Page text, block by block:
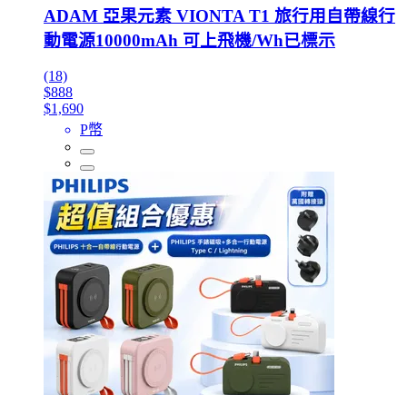
ADAM 亞果元素 VIONTA T1 旅行用自帶線行
動電源10000mAh 可上飛機/Wh已標示
(18)
$888
$1,690
P幣